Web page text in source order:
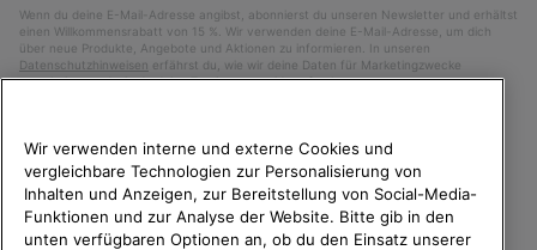
Wenn du deine E-Mail-Adresse angibst, abonnierst du unseren Newsletter und erhältst
einen Willkommensrabatt von 15 %. Wir verwenden deine E-Mail-Adresse, um dich
über neue Produkte, Angebote und Aktionen zu informieren. In unseren
Datenschutzhinweisen erfährst du, wie wir deine Daten für Marketingzwecke
verarbeiten und wie du deine Zustimmung widerrufen kannst.
Wir verwenden interne und externe Cookies und
vergleichbare Technologien zur Personalisierung von
Inhalten und Anzeigen, zur Bereitstellung von Social-Media-
Funktionen und zur Analyse der Website. Bitte gib in den
unten verfügbaren Optionen an, ob du den Einsatz unserer